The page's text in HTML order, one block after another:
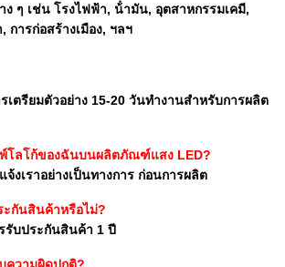
ๆ เช่น โรงไฟฟ้า, น้ํามัน, อุตสาหกรรมเคมี,
การก่อสร้างเมือง, ฯลฯ
เตรียมตัวอย่าง 15-20 วันทํางานสําหรับการผลิต
โลโก้ของฉันบนผลิตภัณฑ์แสง LED?
งเราอย่างเป็นทางการ ก่อนการผลิต
กันสินค้าหรือไม่?
รับประกันสินค้า 1 ปี